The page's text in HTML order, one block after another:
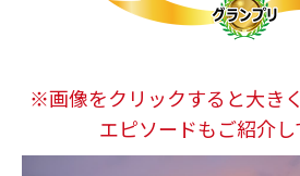
※画像をクリックすると大き
エピソードもご紹介し